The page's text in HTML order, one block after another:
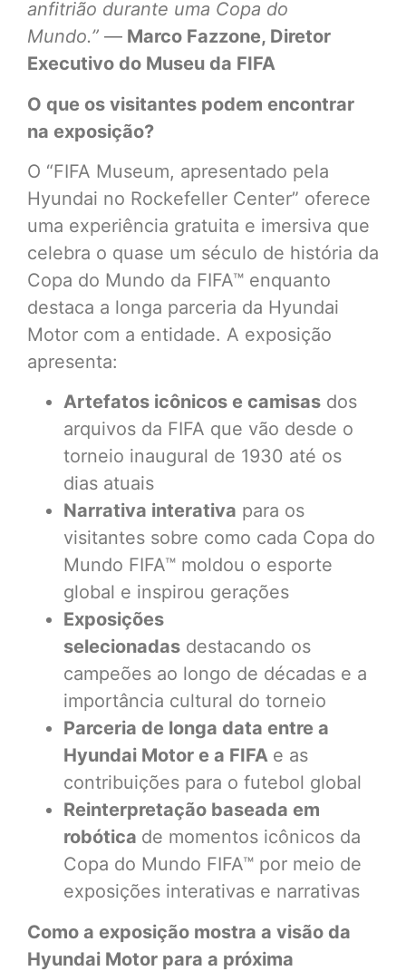
anfitrião durante uma Copa do
Mundo.” — Marco Fazzone, Diretor
Executivo do Museu da FIFA
O que os visitantes podem encontrar
na exposição?
O “FIFA Museum, apresentado pela
Hyundai no Rockefeller Center” oferece
uma experiência gratuita e imersiva que
celebra o quase um século de história da
Copa do Mundo da FIFA™ enquanto
destaca a longa parceria da Hyundai
Motor com a entidade. A exposição
apresenta:
Artefatos icônicos e camisas dos
arquivos da FIFA que vão desde o
torneio inaugural de 1930 até os
dias atuais
Narrativa interativa para os
visitantes sobre como cada Copa do
Mundo FIFA™ moldou o esporte
global e inspirou gerações
Exposições
selecionadas destacando os
campeões ao longo de décadas e a
importância cultural do torneio
Parceria de longa data entre a
Hyundai Motor e a FIFA e as
contribuições para o futebol global
Reinterpretação baseada em
robótica de momentos icônicos da
Copa do Mundo FIFA™ por meio de
exposições interativas e narrativas
Como a exposição mostra a visão da
Hyundai Motor para a próxima